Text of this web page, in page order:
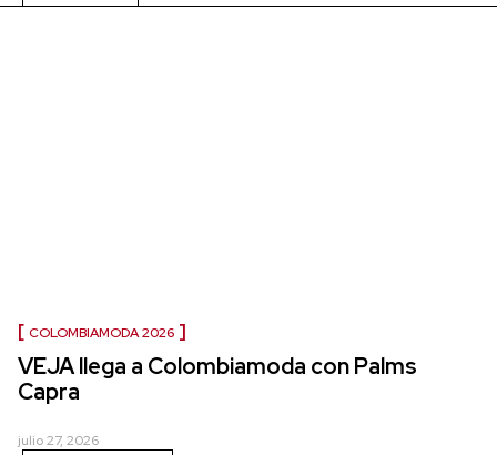
COLOMBIAMODA 2026
VEJA llega a Colombiamoda con Palms
Capra
julio 27, 2026